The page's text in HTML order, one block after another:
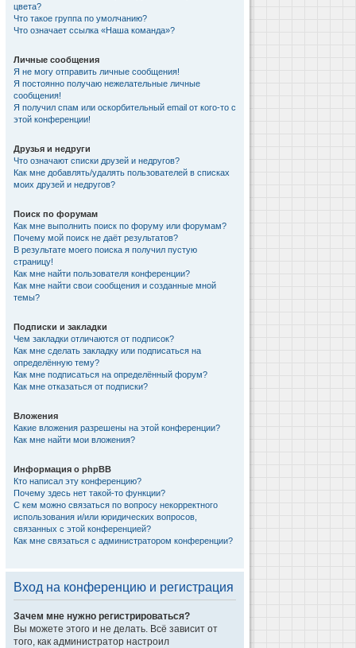
цвета?
Что такое группа по умолчанию?
Что означает ссылка «Наша команда»?
Личные сообщения
Я не могу отправить личные сообщения!
Я постоянно получаю нежелательные личные
сообщения!
Я получил спам или оскорбительный email от кого-то с
этой конференции!
Друзья и недруги
Что означают списки друзей и недругов?
Как мне добавлять/удалять пользователей в списках
моих друзей и недругов?
Поиск по форумам
Как мне выполнить поиск по форуму или форумам?
Почему мой поиск не даёт результатов?
В результате моего поиска я получил пустую
страницу!
Как мне найти пользователя конференции?
Как мне найти свои сообщения и созданные мной
темы?
Подписки и закладки
Чем закладки отличаются от подписок?
Как мне сделать закладку или подписаться на
определённую тему?
Как мне подписаться на определённый форум?
Как мне отказаться от подписки?
Вложения
Какие вложения разрешены на этой конференции?
Как мне найти мои вложения?
Информация о phpBB
Кто написал эту конференцию?
Почему здесь нет такой-то функции?
С кем можно связаться по вопросу некорректного
использования и/или юридических вопросов,
связанных с этой конференцией?
Как мне связаться с администратором конференции?
Вход на конференцию и регистрация
Зачем мне нужно регистрироваться?
Вы можете этого и не делать. Всё зависит от
того, как администратор настроил